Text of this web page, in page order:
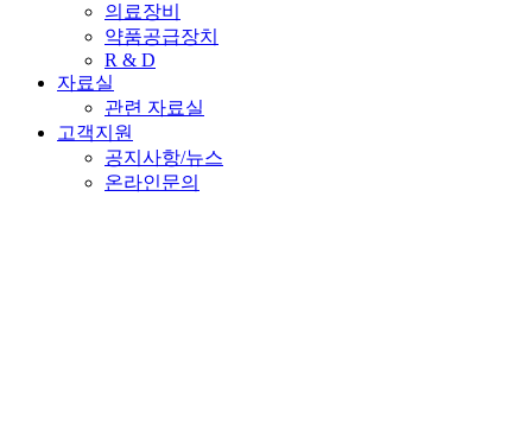
의료장비
약품공급장치
R & D
자료실
관련 자료실
고객지원
공지사항/뉴스
온라인문의